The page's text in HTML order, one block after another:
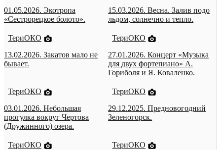
01.05.2026. Экотропа
«Сестрорецкое болото».
15.03.2026. Весна. Залив подо
льдом, солнечно и тепло.
ТериОКО
13.02.2026. Закатов мало не
бывает.
ТериОКО
27.01.2026. Концерт «Музыка
для двух фортепиано» А.
Гориболя и Я. Коваленко.
ТериОКО
03.01.2026. Небольшая
прогулка вокруг Чертова
(Дружинного) озера.
ТериОКО
29.12.2025. Предновогодний
Зеленогорск.
ТериОКО
ТериОКО